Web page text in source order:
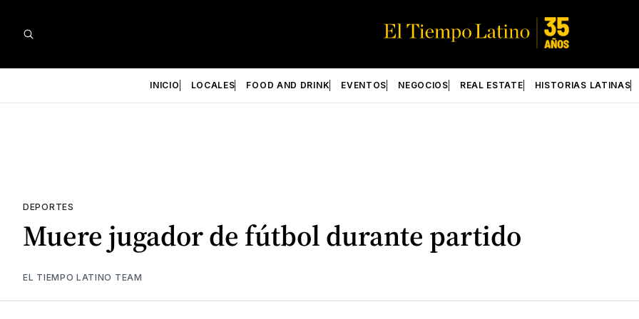
INICIO LOCALES FOOD AND DRINK EVENTOS NEGOCIOS REAL ESTATE HISTORIAS LATINAS
DEPORTES
Muere jugador de fútbol durante partido
EL TIEMPO LATINO TEAM